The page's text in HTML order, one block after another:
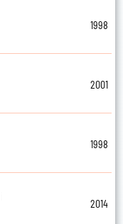
1998
2001
1998
2014